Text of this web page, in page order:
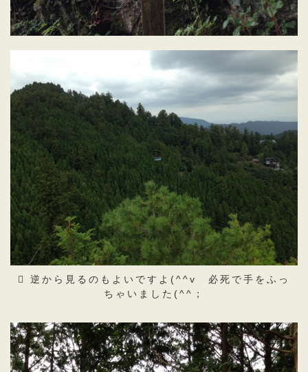
逆から見るのもよいですよ(^^v 必死で手をふっ
ちゃいました(^^；